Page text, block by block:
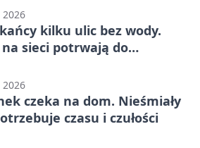
kilku ulic bez wody.
na sieci potrwają do
czeka na dom. Nieśmiały
czasu i czułości